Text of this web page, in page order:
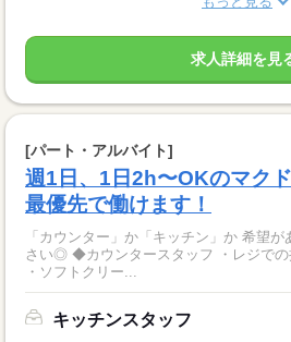
求人詳細を見
[パート・アルバイト]
週1日、1日2h〜OKのマク
最優先で働けます！
「カウンター」か「キッチン」か 希望
さい◎ ◆カウンタースタッフ ・レジでの接客、注文 ・ドリンク作り
・ソフトクリー...
キッチンスタッフ